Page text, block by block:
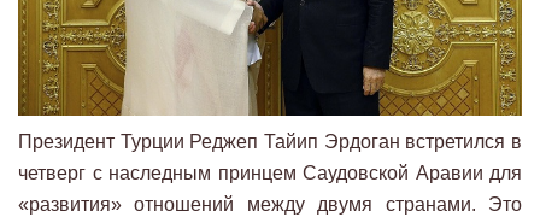
Президент Турции Реджеп Тайип Эрдоган встретился в
четверг с наследным принцем Саудовской Аравии для
«развития» отношений между двумя странами. Это